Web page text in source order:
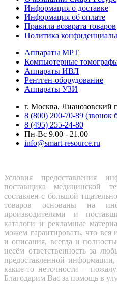
Информация о доставке
Информация об оплате
Правила возврата товаров
Политика
Аппараты МРТ
Компьютерные
Аппараты ИВЛ
Рентген-оборудование
Аппараты УЗИ
г. Москва, Лианозовский
8 (800) 200-70-89 (звонок
8 (495) 255-24-80
Пн-Вс 9.00 - 21.00
info@smart-resource.ru
Условия предоставления
поставщика медицинской
составлен с большой
товаров основаны на
производителями и
каталоги и рекламные
можем гарантировать, что
и описания, всегда и
несём ответственность за
предоставленной
какие-то неточности –
Благодарим Вас за помощь в